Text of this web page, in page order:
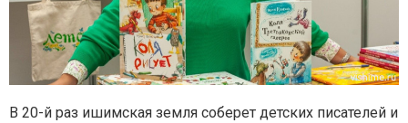
В 20-й раз ишимская земля соберет детских писателей и